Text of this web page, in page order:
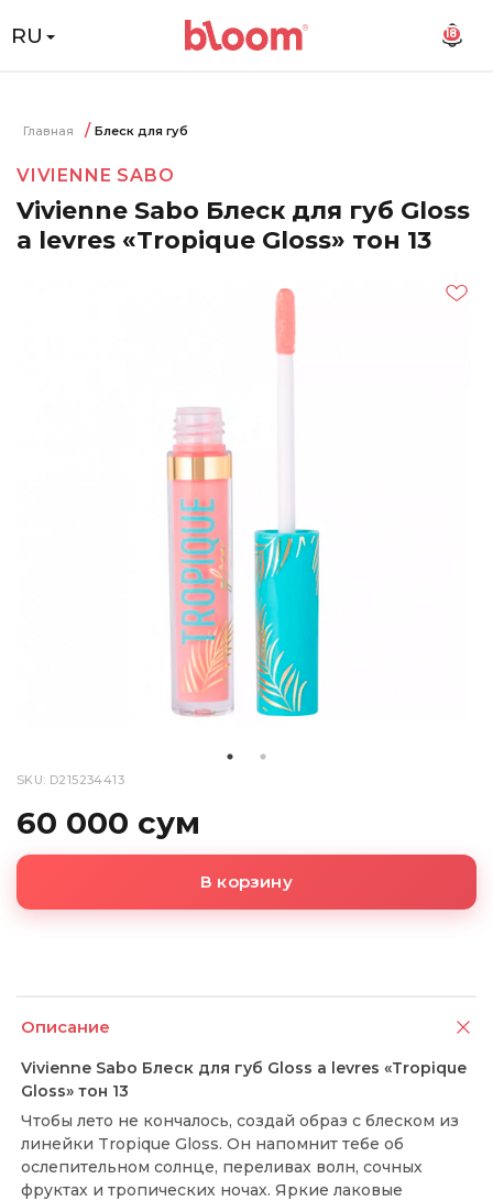
RU 18
Главная Блеск для губ
VIVIENNE SABO
Vivienne Sabo Блеск для губ Gloss
a levres «Tropique Gloss» тон 13
SKU: D215234413
60 000 сум
В корзину
Описание
Vivienne Sabo Блеск для губ Gloss a levres «Tropique
Gloss» тон 13
Чтобы лето не кончалось, создай образ с блеском из
линейки Tropique Gloss. Он напомнит тебе об
ослепительном солнце, переливах волн, сочных
фруктах и тропических ночах. Яркие лаковые